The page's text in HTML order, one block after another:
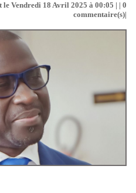
Vendredi 18 Avril 2025 à 00:05 | | 0
commentaire(s)|